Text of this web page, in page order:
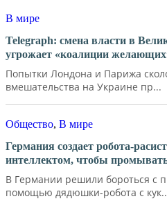
В мире
Telegraph: смена власти в
угрожает «коалиции
Попытки Лондона и Парижа
вмешательства на Украине пр...
Общество, В мире
Германия создает робота-
интеллектом, чтобы
В Германии решили бороться с
помощью дядюшки-робота с